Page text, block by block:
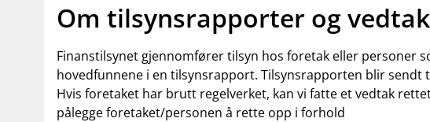
Om tilsynsrapporter og vedtak
Finanstilsynet gjennomfører tilsyn hos foretak eller personer
hovedfunnene i en tilsynsrapport. Tilsynsrapporten blir
Hvis foretaket har brutt regelverket, kan vi fatte et vedtak
pålegge foretaket/personen å rette opp i forhold